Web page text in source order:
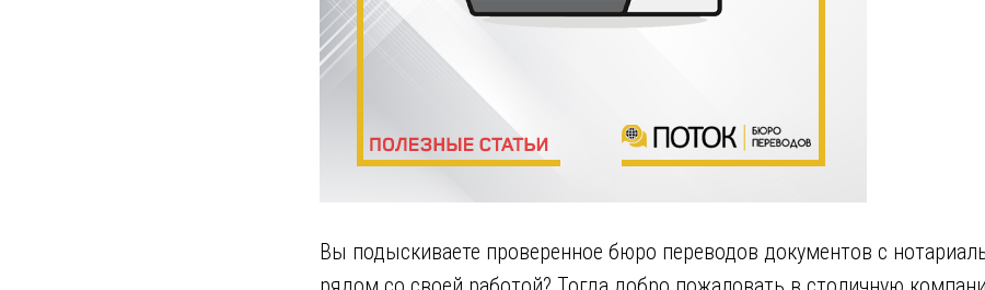
Вы подыскиваете проверенное бюро переводов документов с